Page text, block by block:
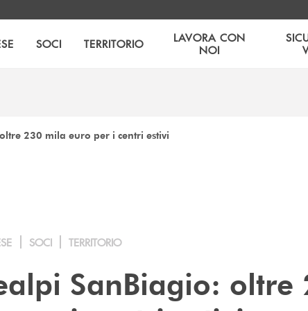
SOCI TERRITORIO
LAVORA CON
NOI
230 mila euro per i centri estivi
SOCI TERRITORIO
SanBiagio: oltre